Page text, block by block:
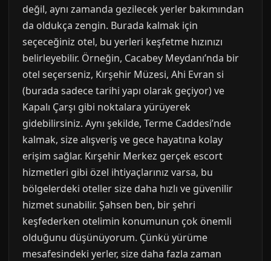
değil, aynı zamanda gezilecek yerler bakımından
da oldukça zengin. Burada kalmak için
seçeceğiniz otel, bu yerleri keşfetme hızınızı
belirleyebilir. Örneğin, Cacabey Meydanı’nda bir
otel seçerseniz, Kırşehir Müzesi, Ahi Evran si
(burada sadece tarihi yapı olarak geçiyor) ve
Kapalı Çarşı gibi noktalara yürüyerek
gidebilirsiniz. Aynı şekilde, Terme Caddesi’nde
kalmak, size alışveriş ve gece hayatına kolay
erişim sağlar. Kırşehir Merkez gerçek escort
hizmetleri gibi özel ihtiyaçlarınız varsa, bu
bölgelerdeki oteller size daha hızlı ve güvenilir
hizmet sunabilir. Şahsen ben, bir şehri
keşfederken otelimin konumunun çok önemli
olduğunu düşünüyorum. Çünkü yürüme
mesafesindeki yerler, size daha fazla zaman